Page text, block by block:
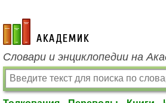
academic.ru
Словари и энциклопедии на